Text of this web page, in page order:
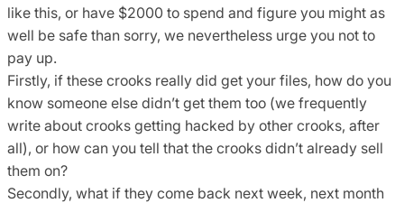
like this, or have $2000 to spend and figure you might as
well be safe than sorry, we nevertheless urge you not to
pay up.
Firstly, if these crooks really did get your files, how do you
know someone else didn’t get them too (we frequently
write about crooks getting hacked by other crooks, after
all), or how can you tell that the crooks didn’t already sell
them on?
Secondly, what if they come back next week, next month